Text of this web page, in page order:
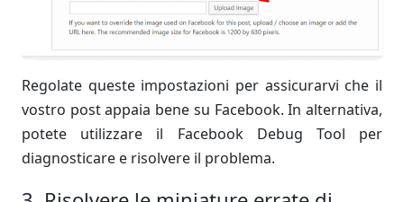
Regolate queste impostazioni per assicurarvi che il
vostro post appaia bene su Facebook. In alternativa,
potete utilizzare il Facebook Debug Tool per
diagnosticare e risolvere il problema.